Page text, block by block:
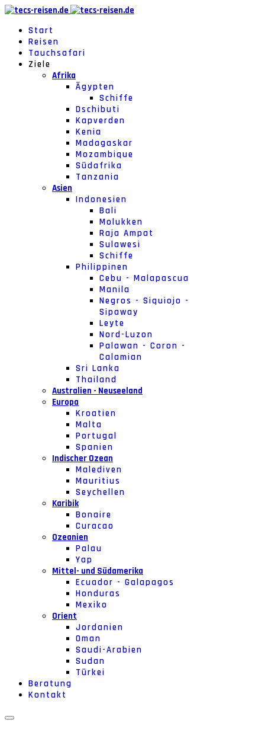
Start
Reisen
Tauchsafari
Ziele
Afrika
Ägypten
Schiffe
Dschibuti
Kapverden
Kenia
Madagaskar
Mozambique
Südafrika
Tanzania
Asien
Indonesien
Bali
Molukken
Raja Ampat
Sulawesi
Schiffe
Philippinen
Cebu - Malapascua
Manila
Negros - Siquiojo -
Sipaway
Leyte
Nord-Luzon
Palawan - Coron -
Calamian
Sri Lanka
Thailand
Australien - Neuseeland
Europa
Kroatien
Malta
Portugal
Spanien
Indischer Ozean
Malediven
Mauritius
Seychellen
Karibik
Bonaire
Curacao
Ozeanien
Palau
Yap
Mittel- und Südamerika
Ecuador - Galapagos
Honduras
Mexiko
Orient
Jordanien
Oman
Saudi-Arabien
Sudan
Türkei
Beratung
Kontakt